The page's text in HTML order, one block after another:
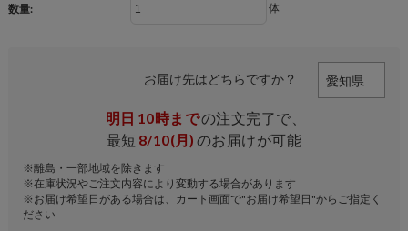
数量: 体
お届け先はどちらですか？
明日 10時までの注文完了で、
最短 8/10(月) のお届けが可能
※離島・一部地域を除きます
※在庫状況やご注文内容により変動する場合があります
※お届け希望日がある場合は、カート画面で"お届け希望日"からご指定く
ださい